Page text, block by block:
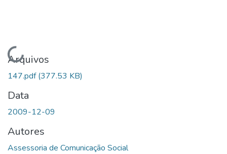
Carregando...
Arquivos
147.pdf(377.53 KB)
Data
2009-12-09
Autores
Assessoria de Comunicação Social